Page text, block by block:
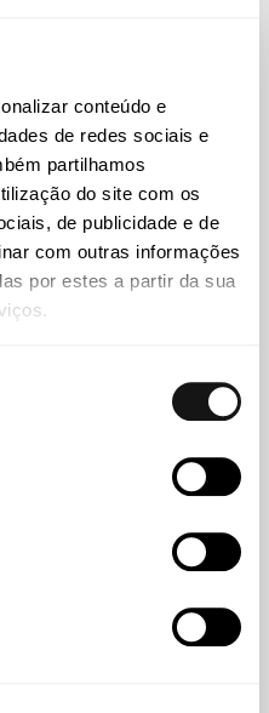
conteúdo e
de redes sociais e
partilhamos
do site com os
de publicidade e de
com outras informações
por estes a partir da sua
Abreu
risco de Portugal ficar
digital